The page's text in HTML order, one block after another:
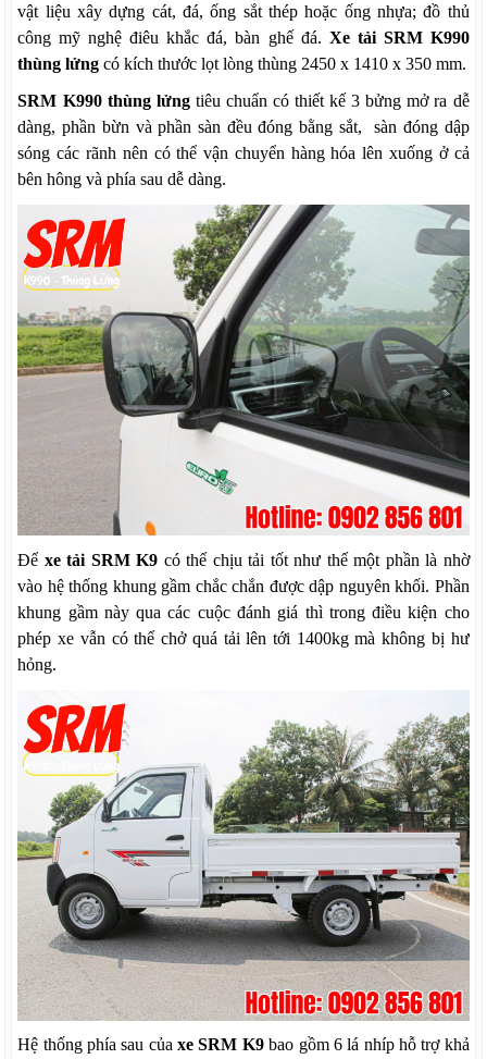
vật liệu xây dựng cát, đá, ống sắt thép hoặc ống nhựa; đồ thủ
công mỹ nghệ điêu khắc đá, bàn ghế đá. Xe tải SRM K990
thùng lửng có kích thước lọt lòng thùng 2450 x 1410 x 350 mm.
SRM K990 thùng lửngtiêu chuẩn có thiết kế 3 bửng mở ra dễ
dàng, phần bừn và phần sàn đều đóng bằng sắt, sàn đóng dập
sóng các rãnh nên có thể vận chuyển hàng hóa lên xuống ở cả
bên hông và phía sau dễ dàng.
Để xe tải SRM K9 có thể chịu tải tốt như thế một phần là nhờ
vào hệ thống khung gầm chắc chắn được dập nguyên khối. Phần
khung gầm này qua các cuộc đánh giá thì trong điều kiện cho
phép xe vẫn có thể chở quá tải lên tới 1400kg mà không bị hư
hỏng.
Hệ thống phía sau củaxe SRM K9bao gồm 6 lá nhíp hỗ trợ khả